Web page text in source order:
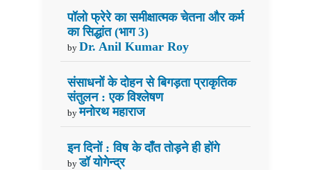
पॉलो फ्रेरे का समीक्षात्मक चेतना और कर्म
का सिद्धांत (भाग 3)
by Dr. Anil Kumar Roy
संसाधनों के दोहन से बिगड़ता प्राकृतिक
संतुलन : एक विश्लेषण
by मनोरथ महाराज
इन दिनों : विष के दाँत तोड़ने ही होंगे
by डॉ योगेन्द्र